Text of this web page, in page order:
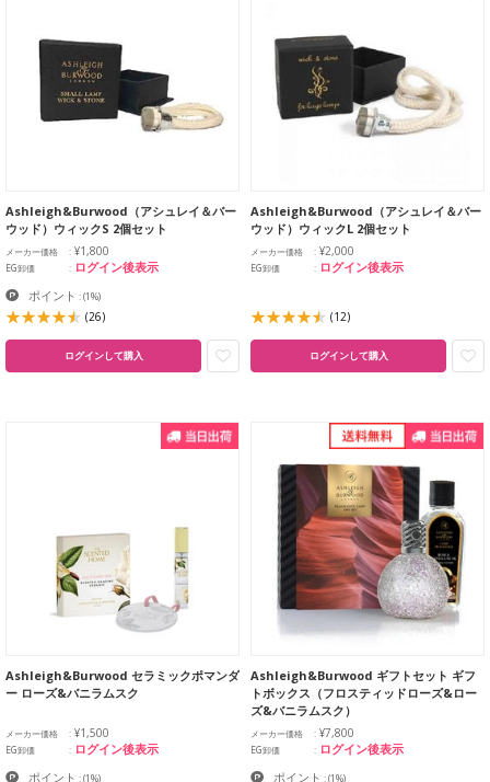
Ashleigh&Burwood（アシュレイ＆バー
ウッド）ウィックS 2個セット
メーカー価格 ¥1,800
EG卸価 ログイン後表示
ポイント :(1%)
(26)
ログインして購入
Ashleigh&Burwood（アシュレイ＆バー
ウッド）ウィックL 2個セット
メーカー価格 ¥2,000
EG卸価 ログイン後表示
(12)
ログインして購入
Ashleigh&Burwood セラミックポマンダ
ー ローズ&バニラムスク
メーカー価格 ¥1,500
EG卸価 ログイン後表示
ポイント :(1%)
Ashleigh&Burwood ギフトセット ギフ
トボックス（フロスティッドローズ&ロー
ズ&バニラムスク）
メーカー価格 ¥7,800
EG卸価 ログイン後表示
ポイント :(1%)